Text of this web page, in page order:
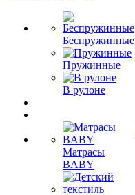
Беспружинные
Пружинные
В рулоне
Матрасы
BABY